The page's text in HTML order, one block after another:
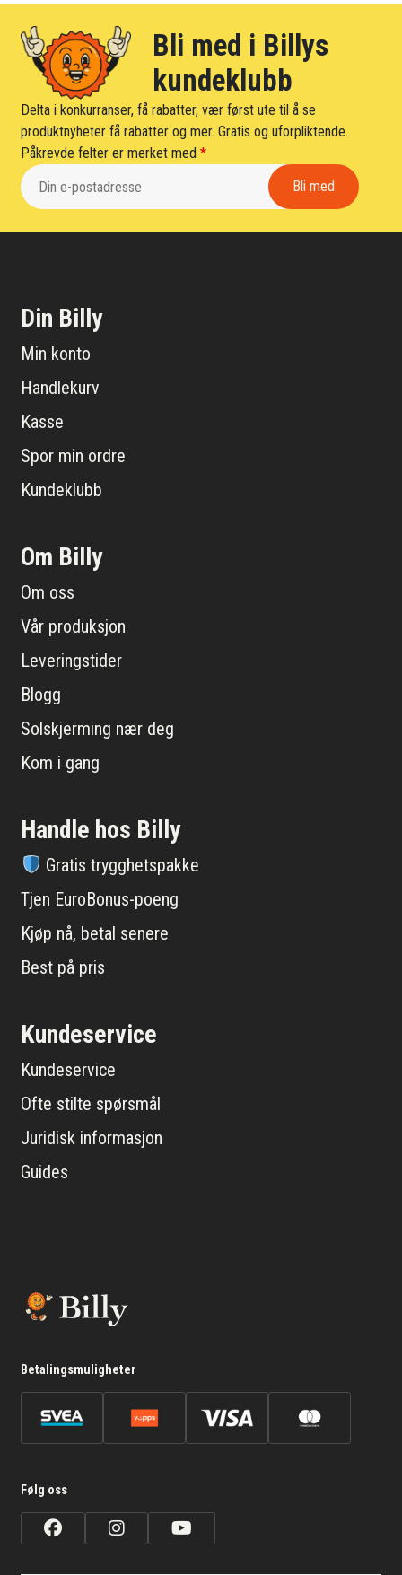
Bli med i Billys
kundeklubb
Delta i konkurranser, få rabatter, vær først ute til å se
produktnyheter få rabatter og mer. Gratis og uforpliktende.
Påkrevde felter er merket med*
Din Billy
Min konto
Handlekurv
Kasse
Spor min ordre
Kundeklubb
Om Billy
Om oss
Vår produksjon
Leveringstider
Blogg
Solskjerming nær deg
Kom i gang
Handle hos Billy
Gratis trygghetspakke
Tjen EuroBonus-poeng
Kjøp nå, betal senere
Best på pris
Kundeservice
Kundeservice
Ofte stilte spørsmål
Juridisk informasjon
Guides
Betalingsmuligheter
Følg oss